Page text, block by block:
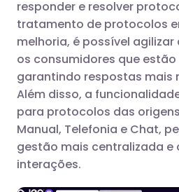
responder e resolver
tratamento de protocolos
melhoria, é possível
os consumidores que
garantindo respostas mais
Além disso, a
para protocolos das
Manual, Telefonia e Chat,
gestão mais centralizada e
interações.